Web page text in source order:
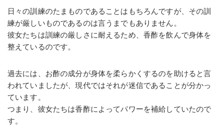
日々の訓練のたまものであることはもちろんですが、その訓
練が厳しいものであるのは言うまでもありません。
彼女たちは訓練の厳しさに耐えるため、香酢を飲んで身体を
整えているのです。
過去には、お酢の成分が身体を柔らかくするのを助けると言
われていましたが、現代ではそれが迷信であることが分かっ
ています。
つまり、彼女たちは香酢によってパワーを補給していたので
す。